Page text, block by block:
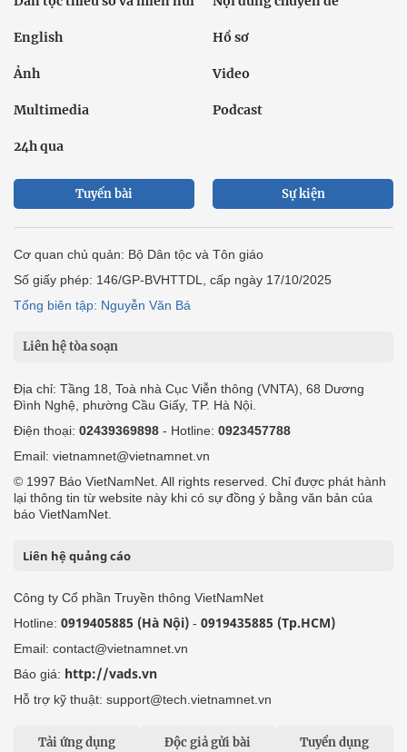
English Hồ sơ
Ảnh Video
Multimedia Podcast
24h qua
Tuyến bài Sự kiện
Cơ quan chủ quản: Bộ Dân tộc và Tôn giáo
Số giấy phép: 146/GP-BVHTTDL, cấp ngày 17/10/2025
Tổng biên tập: Nguyễn Văn Bá
Liên hệ tòa soạn
Địa chỉ: Tầng 18, Toà nhà Cục Viễn thông (VNTA), 68 Dương
Đình Nghệ, phường Cầu Giấy, TP. Hà Nội.
Điện thoại: 02439369898 - Hotline: 0923457788
Email: vietnamnet@vietnamnet.vn
© 1997 Báo VietNamNet. All rights reserved. Chỉ được phát hành
lại thông tin từ website này khi có sự đồng ý bằng văn bản của
báo VietNamNet.
Liên hệ quảng cáo
Công ty Cổ phần Truyền thông VietNamNet
Hotline: 0919405885 (Hà Nội) - 0919435885 (Tp.HCM)
Email: contact@vietnamnet.vn
Báo giá: http://vads.vn
Hỗ trợ kỹ thuật: support@tech.vietnamnet.vn
Tải ứng dụng Độc giả gửi bài Tuyển dụng